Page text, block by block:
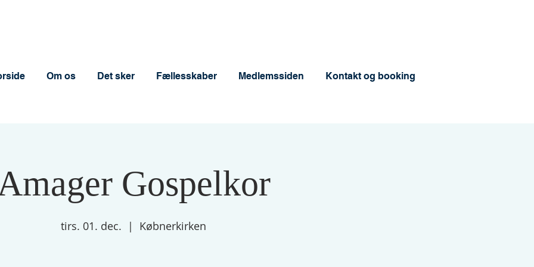
Om os Det sker Fællesskaber Medlemssiden Kontakt og booking
Gospelkor
tirs. 01. dec.
  |
Købnerkirken